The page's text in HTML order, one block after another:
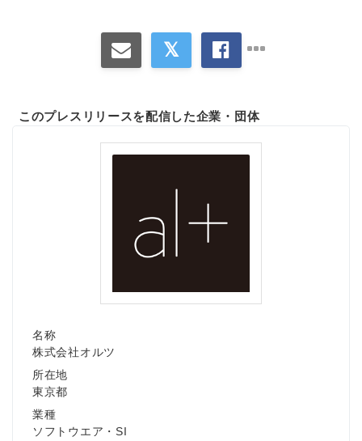
このプレスリリースを配信した企業・団体
名称
株式会社オルツ
所在地
東京都
業種
ソフトウエア・SI